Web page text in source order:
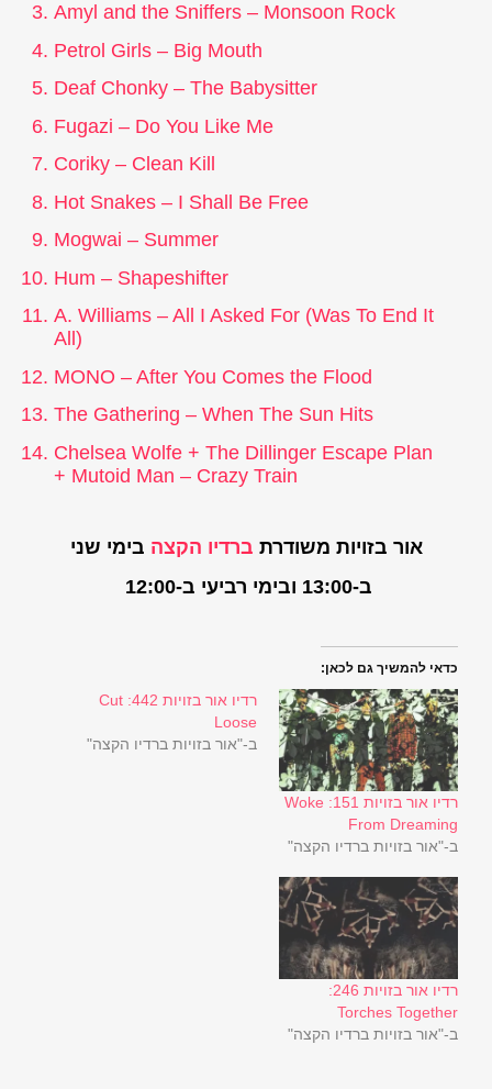
Amyl and the Sniffers – Monsoon Rock
Petrol Girls – Big Mouth
Deaf Chonky – The Babysitter
Fugazi – Do You Like Me
Coriky – Clean Kill
Hot Snakes – I Shall Be Free
Mogwai – Summer
Hum – Shapeshifter
A. Williams – All I Asked For (Was To End It
All)
MONO – After You Comes the Flood
The Gathering – When The Sun Hits
Chelsea Wolfe + The Dillinger Escape Plan
+ Mutoid Man – Crazy Train
אור בזויות משודרת ברדיו הקצה בימי שני
ב-13:00 ובימי רביעי ב-12:00
כדאי להמשיך גם לכאן:
רדיו אור בזויות 151: Woke
From Dreaming
ב-"אור בזויות ברדיו הקצה"
רדיו אור בזויות 442: Cut
Loose
ב-"אור בזויות ברדיו הקצה"
רדיו אור בזויות 246:
Torches Together
ב-"אור בזויות ברדיו הקצה"